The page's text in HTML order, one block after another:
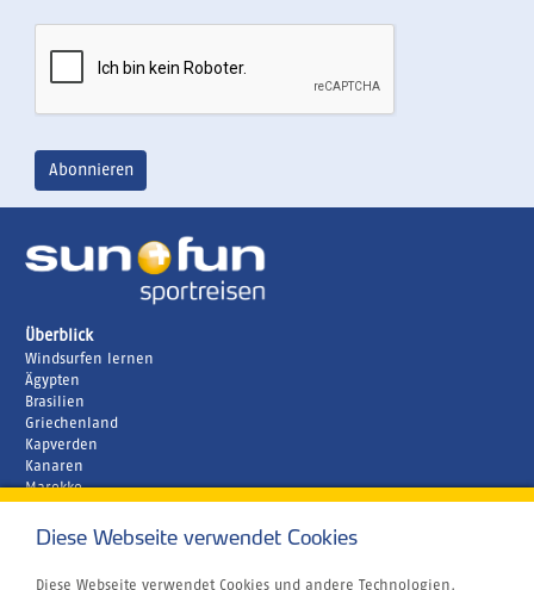
Überblick
Windsurfen lernen
Ägypten
Brasilien
Griechenland
Kapverden
Kanaren
Marokko
Unternehmen
Atmosfair CO2 Kompensation
Diese Webseite verwendet Cookies
Diese Webseite verwendet Cookies und andere Technologien,